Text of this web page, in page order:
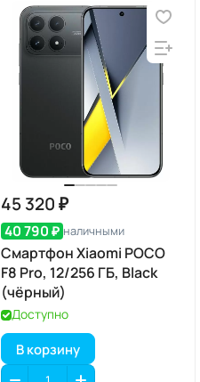
45 320 ₽
40 790 ₽ наличными
Смартфон Xiaomi POCO
F8 Pro, 12/256 ГБ, Black
(чёрный)
Доступно
В корзину